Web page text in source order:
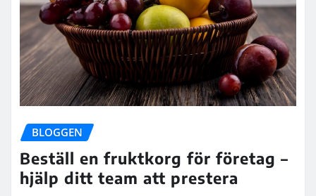
BLOGGEN
Beställ en fruktkorg för företag –
hjälp ditt team att prestera